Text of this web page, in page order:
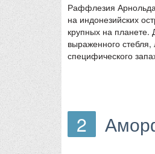
Раффлезия
на индонезийских
крупных на планете.
выраженного
специфического
2